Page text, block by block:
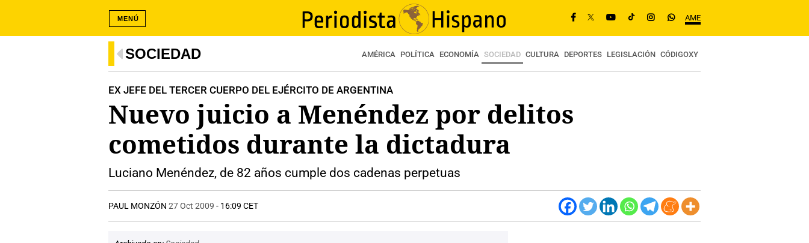
AME
MENÚ
SOCIEDAD AMÉRICA POLÍTICA ECONOMÍA SOCIEDAD CULTURA DEPORTES LEGISLACIÓN CÓDIGOXY
EX JEFE DEL TERCER CUERPO DEL EJÉRCITO DE ARGENTINA
Nuevo juicio a Menéndez por delitos
cometidos durante la dictadura
Luciano Menéndez, de 82 años cumple dos cadenas perpetuas
PAUL MONZÓN 27 Oct 2009 - 16:09 CET